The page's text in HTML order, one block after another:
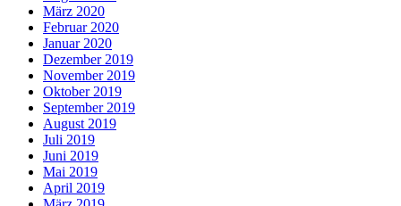
März 2020
Februar 2020
Januar 2020
Dezember 2019
November 2019
Oktober 2019
September 2019
August 2019
Juli 2019
Juni 2019
Mai 2019
April 2019